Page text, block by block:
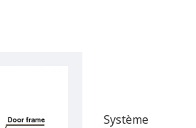
Système